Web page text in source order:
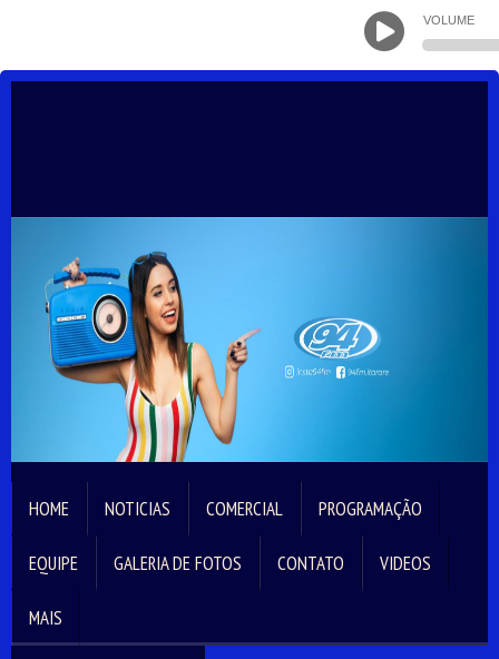
VOLUME
HOME NOTICIAS COMERCIAL PROGRAMAÇÃO
EQUIPE GALERIA DE FOTOS CONTATO VIDEOS
MAIS